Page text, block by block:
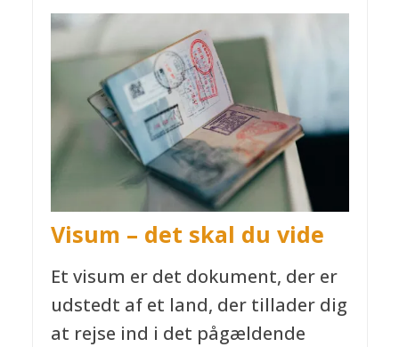
Visum – det skal du vide
Et visum er det dokument, der er
udstedt af et land, der tillader dig
at rejse ind i det pågældende